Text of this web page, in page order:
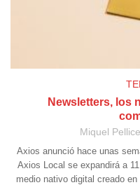
Newsletters, los
Miquel
Axios anunció hace unas
Axios Local se expandirá a
medio nativo digital creado